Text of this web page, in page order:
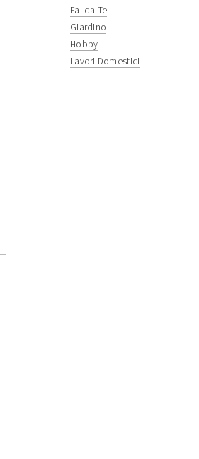
Fai da Te
Giardino
Hobby
Lavori Domestici